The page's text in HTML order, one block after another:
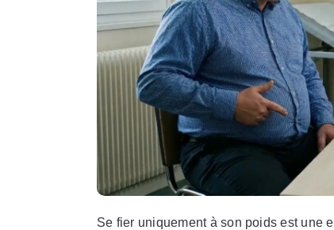
Se fier uniquement à son poids est une